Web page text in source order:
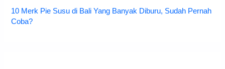
10 Merk Pie Susu di Bali Yang Banyak Diburu, Sudah Pernah
Coba?